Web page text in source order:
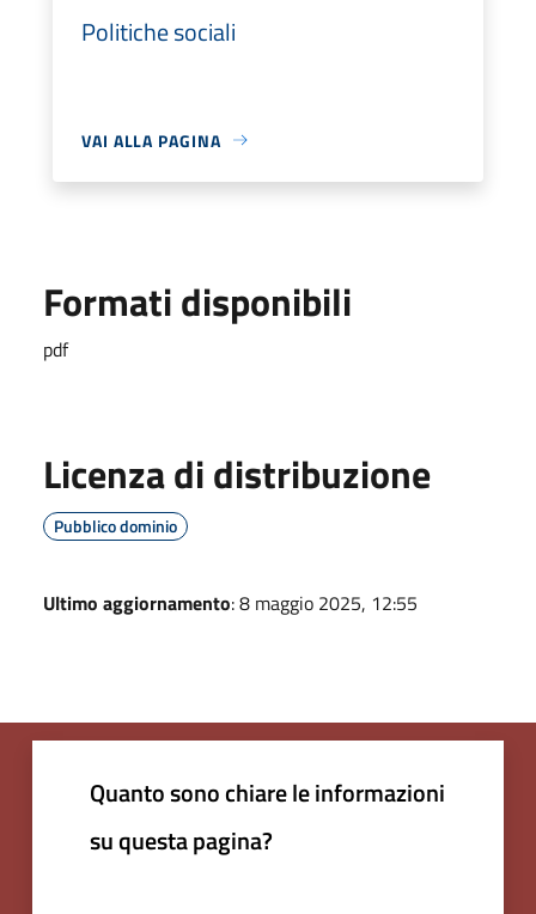
Politiche sociali
VAI ALLA PAGINA
Formati disponibili
pdf
Licenza di distribuzione
Pubblico dominio
Ultimo aggiornamento: 8 maggio 2025, 12:55
Quanto sono chiare le informazioni
su questa pagina?